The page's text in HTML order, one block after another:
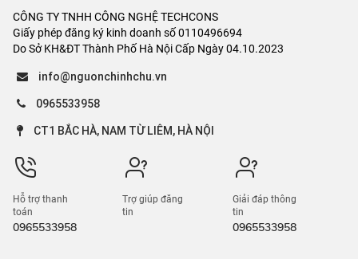
CÔNG TY TNHH CÔNG NGHỆ TECHCONS
Giấy phép đăng ký kinh doanh số 0110496694
Do Sở KH&ĐT Thành Phố Hà Nội Cấp Ngày 04.10.2023
info@nguonchinhchu.vn
0965533958
CT1 BẮC HÀ, NAM TỪ LIÊM, HÀ NỘI
Hỗ trợ thanh
toán
0965533958
Trợ giúp đăng
tin
Giải đáp thông
tin
0965533958